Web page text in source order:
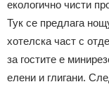
екологично чисти
Тук се предлага
хотелска част с
за гостите е
елени и глигани.